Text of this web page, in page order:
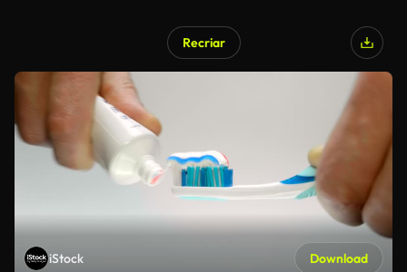
Recriar
iStock Download